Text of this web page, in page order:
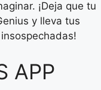
¡Deja que tu
y lleva tus
APP